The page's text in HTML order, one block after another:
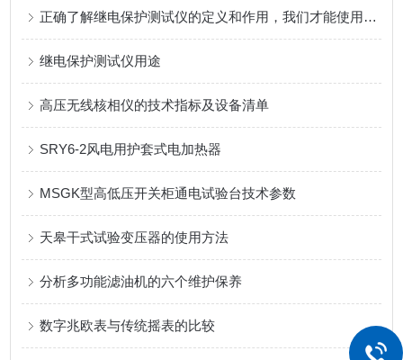
正确了解继电保护测试仪的定义和作用，我们才能使用更娴熟
继电保护测试仪用途
高压无线核相仪的技术指标及设备清单
SRY6-2风电用护套式电加热器
MSGK型高低压开关柜通电试验台技术参数
天皋干式试验变压器的使用方法
分析多功能滤油机的六个维护保养
数字兆欧表与传统摇表的比较